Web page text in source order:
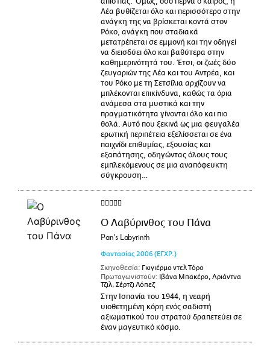
Λέα βυθίζεται όλο και περισσότερο στην
ανάγκη της να βρίσκεται κοντά στον
Ρόκο, ανάγκη που σταδιακά
μετατρέπεται σε εμμονή και την οδηγεί
να διεισδύει όλο και βαθύτερα στην
καθημερινότητά του. Έτσι, οι ζωές δύο
ζευγαριών της Λέα και του Αντρέα, και
του Ρόκο με τη Σετσίλια αρχίζουν να
μπλέκονται επικίνδυνα, καθώς τα όρια
ανάμεσα στα μυστικά και την
πραγματικότητα γίνονται όλο και πιο
θολά. Αυτό που ξεκινά ως μια φευγαλέα
ερωτική περιπέτεια εξελίσσεται σε ένα
παιχνίδι επιθυμίας, εξουσίας και
εξαπάτησης, οδηγώντας όλους τους
εμπλεκόμενους σε μια αναπόφευκτη
σύγκρουση…
Ο Λαβύρινθος του Πάνα
Pan's Labyrinth
Φαντασίας 2006 (ΕΓΧΡ.)
Σκηνοθεσία: Γκιγιέρμο ντελ Τόρο
Πρωταγωνιστούν: Ιβάνα Μπακέρο, Αριάντνα
Τζιλ, Σέρτζι Λόπεζ
Στην Ισπανία του 1944, η νεαρή
υιοθετημένη κόρη ενός σαδιστή
αξιωματικού του στρατού δραπετεύει σε
έναν μαγευτικό κόσμο.